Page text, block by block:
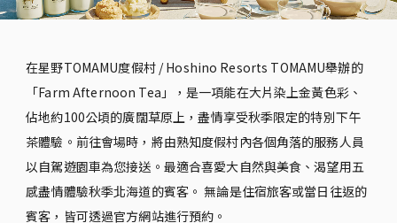
在星野TOMAMU度假村 / Hoshino Resorts TOMAMU舉辦的
「Farm Afternoon Tea」，是一項能在大片染上金黃色彩、
佔地約100公頃的廣闊草原上，盡情享受秋季限定的特別下午
茶體驗。前往會場時，將由熟知度假村內各個角落的服務人員
以自駕遊園車為您接送。最適合喜愛大自然與美食、渴望用五
感盡情體驗秋季北海道的賓客。 無論是住宿旅客或當日往返的
賓客，皆可透過官方網站進行預約。